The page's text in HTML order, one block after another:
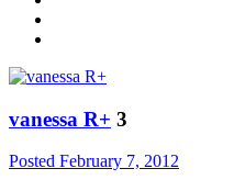
vanessa R+ 3
Posted February 7, 2012